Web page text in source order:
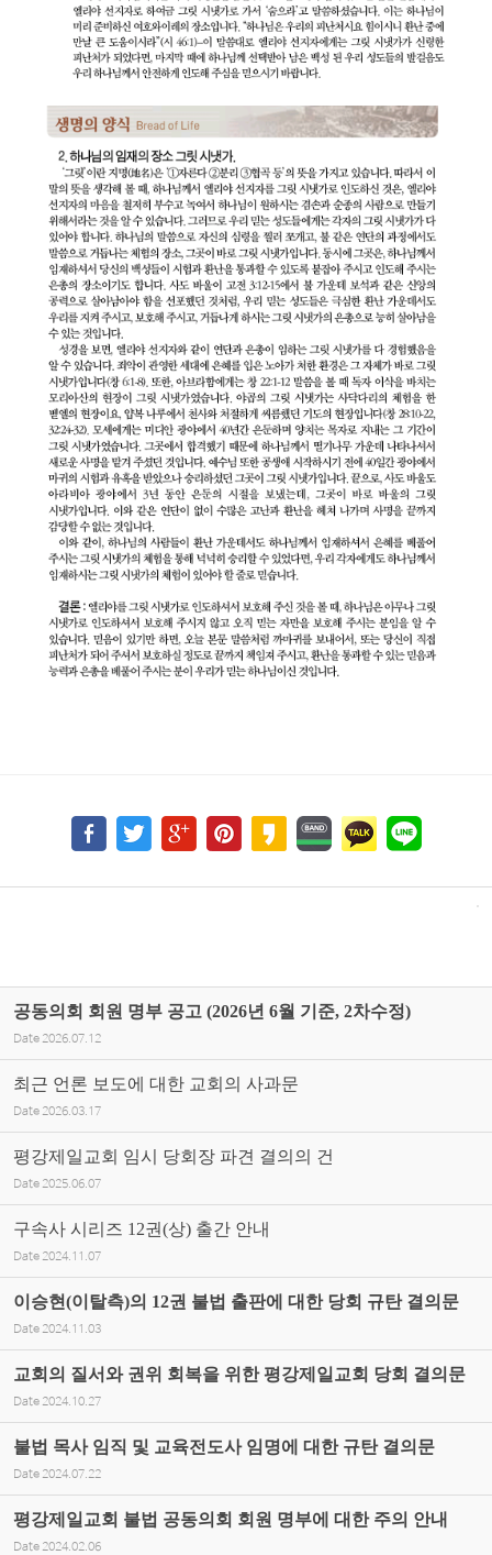
공동의회 회원 명부 공고 (2026년 6월 기준, 2차수정)
Date 2026.07.12
최근 언론 보도에 대한 교회의 사과문
Date 2026.03.17
평강제일교회 임시 당회장 파견 결의의 건
Date 2025.06.07
구속사 시리즈 12권(상) 출간 안내
Date 2024.11.07
이승현(이탈측)의 12권 불법 출판에 대한 당회 규탄 결의문
Date 2024.11.03
교회의 질서와 권위 회복을 위한 평강제일교회 당회 결의문
Date 2024.10.27
불법 목사 임직 및 교육전도사 임명에 대한 규탄 결의문
Date 2024.07.22
평강제일교회 불법 공동의회 회원 명부에 대한 주의 안내
Date 2024.02.06